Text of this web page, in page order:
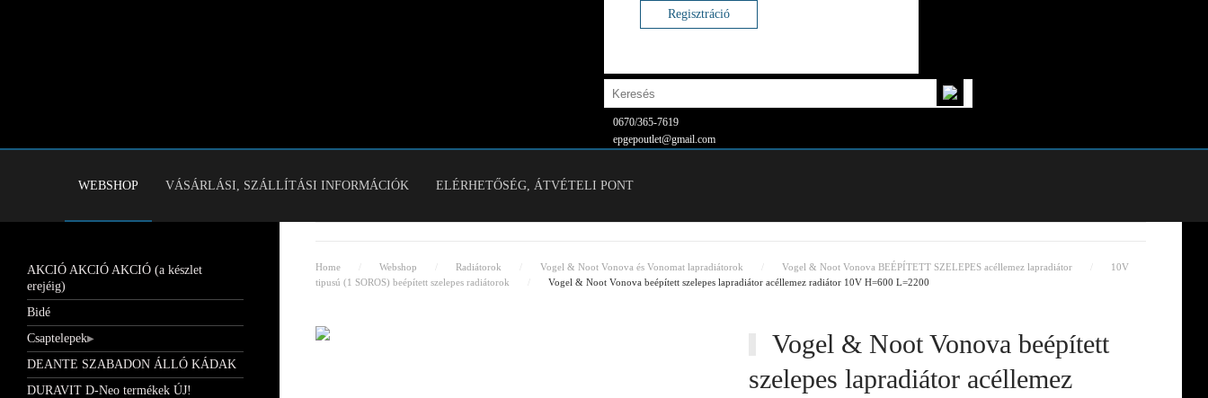
Regisztráció
0670/365-7619
epgepoutlet@gmail.com
WEBSHOP VÁSÁRLÁSI, SZÁLLÍTÁSI INFORMÁCIÓK ELÉRHETŐSÉG, ÁTVÉTELI PONT
Home Webshop Radiátorok Vogel & Noot Vonova és Vonomat lapradiátorok Vogel & Noot Vonova BEÉPÍTETT SZELEPES acéllemez lapradiátor
10V
tipusú (1 SOROS) beépített szelepes radiátorok
Vogel & Noot Vonova beépített szelepes lapradiátor acéllemez radiátor 10V H=600 L=2200
Vogel & Noot Vonova beépített
szelepes lapradiátor acéllemez
AKCIÓ AKCIÓ AKCIÓ (a készlet
erejéig)
Bidé
Csaptelepek
DEANTE SZABADON ÁLLÓ KÁDAK
DURAVIT D-Neo termékek ÚJ!